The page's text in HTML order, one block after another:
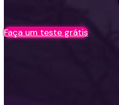
Faça um teste grátis